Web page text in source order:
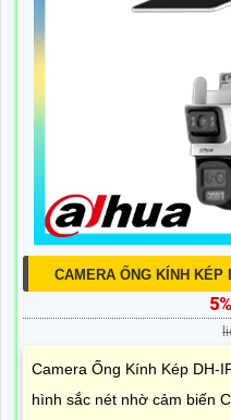
CAMERA ỐNG KÍNH KÉP
Camera Ống Kính Kép DH-
hình sắc nét nhờ cảm biến